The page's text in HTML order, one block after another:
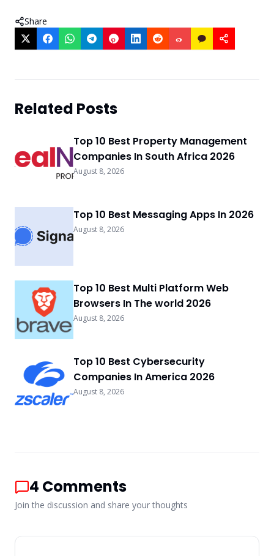
Share
Related Posts
Top 10 Best Property Management
Companies In South Africa 2026
August 8, 2026
Top 10 Best Messaging Apps In 2026
August 8, 2026
Top 10 Best Multi Platform Web
Browsers In The world 2026
August 8, 2026
Top 10 Best Cybersecurity
Companies In America 2026
August 8, 2026
4 Comments
Join the discussion and share your thoughts